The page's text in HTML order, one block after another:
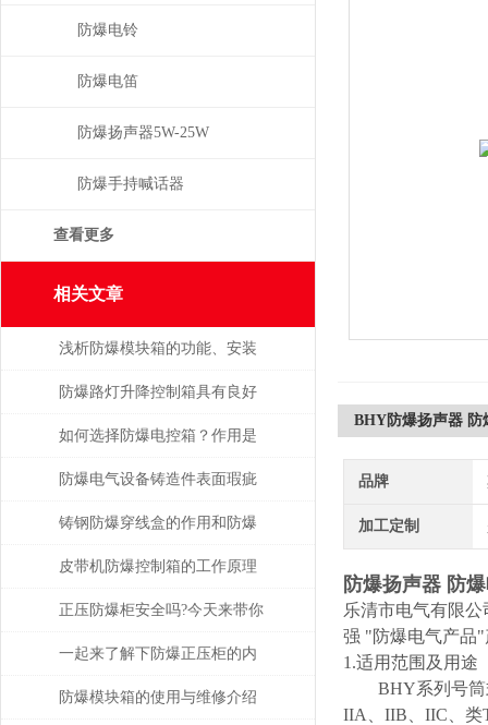
BHY防爆扬声器 防
品牌
加工定制
防爆扬声器 防
乐清市电气有限
强 "防爆电气产品
1.适用范围及用途
BHY系列号筒式
IIA、IIB、IIC、类
防爆电铃
防爆电笛
防爆扬声器5W-25W
防爆手持喊话器
查看更多
相关文章
浅析防爆模块箱的功能、安装
及使用注意事项
防爆路灯升降控制箱具有良好
的防水防尘性能
如何选择防爆电控箱？作用是
什么？
防爆电气设备铸造件表面瑕疵
修复
铸钢防爆穿线盒的作用和防爆
相关功能
皮带机防爆控制箱的工作原理
和安装规范
正压防爆柜安全吗?今天来带你
了解一下其工作原理
一起来了解下防爆正压柜的内
导线的布置和连接
防爆模块箱的使用与维修介绍